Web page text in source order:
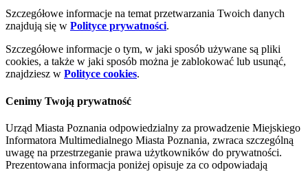
Szczegółowe informacje na temat przetwarzania Twoich danych
znajdują się w Polityce prywatności.
Szczegółowe informacje o tym, w jaki sposób używane są pliki
cookies, a także w jaki sposób można je zablokować lub usunąć,
znajdziesz w Polityce cookies.
Cenimy Twoją prywatność
Urząd Miasta Poznania odpowiedzialny za prowadzenie Miejskiego
Informatora Multimedialnego Miasta Poznania, zwraca szczególną
uwagę na przestrzeganie prawa użytkowników do prywatności.
Prezentowana informacja poniżej opisuje za co odpowiadają